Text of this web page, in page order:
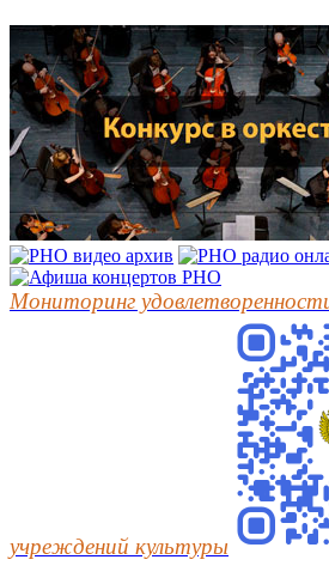
Мониторинг
учреждений культуры